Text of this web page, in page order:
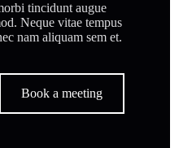
tincidunt augue
Neque vitae tempus
nam aliquam sem et.
Book a meeting